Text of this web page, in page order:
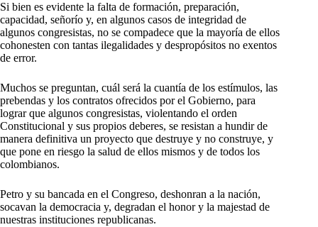
Si bien es evidente la falta de formación, preparación,
capacidad, señorío y, en algunos casos de integridad de
algunos congresistas, no se compadece que la mayoría de ellos
cohonesten con tantas ilegalidades y despropósitos no exentos
de error.
Muchos se preguntan, cuál será la cuantía de los estímulos, las
prebendas y los contratos ofrecidos por el Gobierno, para
lograr que algunos congresistas, violentando el orden
Constitucional y sus propios deberes, se resistan a hundir de
manera definitiva un proyecto que destruye y no construye, y
que pone en riesgo la salud de ellos mismos y de todos los
colombianos.
Petro y su bancada en el Congreso, deshonran a la nación,
socavan la democracia y, degradan el honor y la majestad de
nuestras instituciones republicanas.